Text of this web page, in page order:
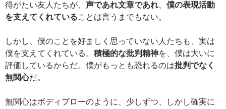
得がたい友人たちが、 声であれ文章であれ
僕の表現活動
を支えてくれていることは言うまでもない。
しかし、僕のことを好ましく思っていない人たちも、実は
僕を支えてくれている。 積極的な批判精神を、僕は大いに
評価しているからだ。僕がもっとも恐れるのは批判でなく
無関心だ。
無関心はボディブローのように、少しずつ、しかし確実に